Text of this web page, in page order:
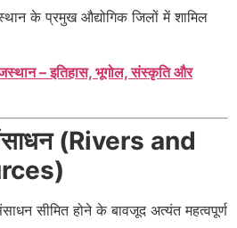
के प्रमुख औद्योगिक जिलों में शामिल
– इतिहास, भूगोल, संस्कृति और
(Rivers and
सीमित होने के बावजूद अत्यंत महत्वपूर्ण